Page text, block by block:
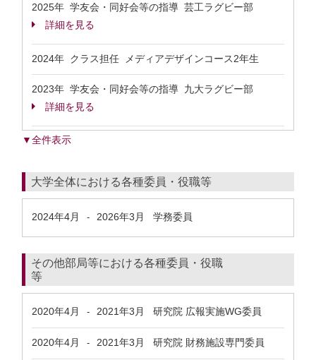
2025年 学友会・同好会等の指導 芸工ラグビー部
詳細を見る
2024年 クラス担任 メディアデザインコース2年生
2023年 学友会・同好会等の指導 九大ラグビー部
詳細を見る
▼全件表示
大学全体における各種委員・役職等
2024年4月 - 2026年3月 学務委員
その他部局等における各種委員・役職
等
2020年4月 - 2021年3月 研究院 広報実施WG委員
2020年4月 - 2021年3月 研究院 財務施設専門委員